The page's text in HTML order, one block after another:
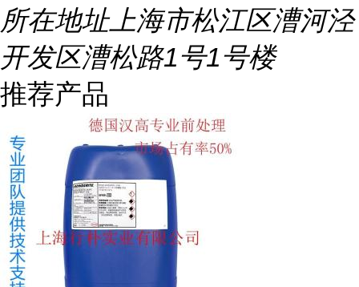
所在地址上海市松江区漕河泾
开发区漕松路1号1号楼
推荐产品